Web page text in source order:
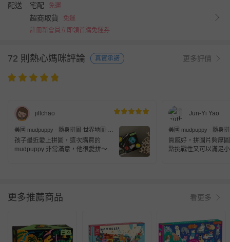
配送 宅配 免運
超商取貨
免運
註冊新會員立即領首購免運券
72 則熱心媽咪評論 真實承諾 更多評價
jillchao
美國 mudpuppy - 隨身拼圖-世界地圖-36
片
孩子最近愛上拼圖，這次購買的
mudpuppy 非常滿意，他很愛拼～
Jun-Yi Yao
美國 mudpuppy - 隨身
片
質感好，拼圖片夠厚
點挑戰性又可以滿足
更多推薦商品 看更多